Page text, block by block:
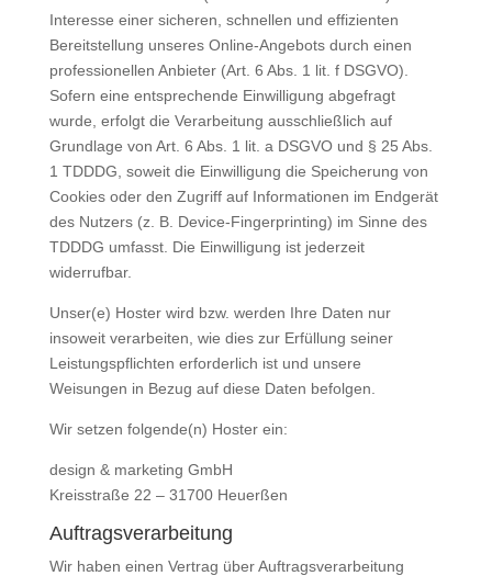
Interesse einer sicheren, schnellen und effizienten
Bereitstellung unseres Online-Angebots durch einen
professionellen Anbieter (Art. 6 Abs. 1 lit. f DSGVO).
Sofern eine entsprechende Einwilligung abgefragt
wurde, erfolgt die Verarbeitung ausschließlich auf
Grundlage von Art. 6 Abs. 1 lit. a DSGVO und § 25 Abs.
1 TDDDG, soweit die Einwilligung die Speicherung von
Cookies oder den Zugriff auf Informationen im Endgerät
des Nutzers (z. B. Device-Fingerprinting) im Sinne des
TDDDG umfasst. Die Einwilligung ist jederzeit
widerrufbar.
Unser(e) Hoster wird bzw. werden Ihre Daten nur
insoweit verarbeiten, wie dies zur Erfüllung seiner
Leistungspflichten erforderlich ist und unsere
Weisungen in Bezug auf diese Daten befolgen.
Wir setzen folgende(n) Hoster ein:
design & marketing GmbH
Kreisstraße 22 – 31700 Heuerßen
Auftragsverarbeitung
Wir haben einen Vertrag über Auftragsverarbeitung